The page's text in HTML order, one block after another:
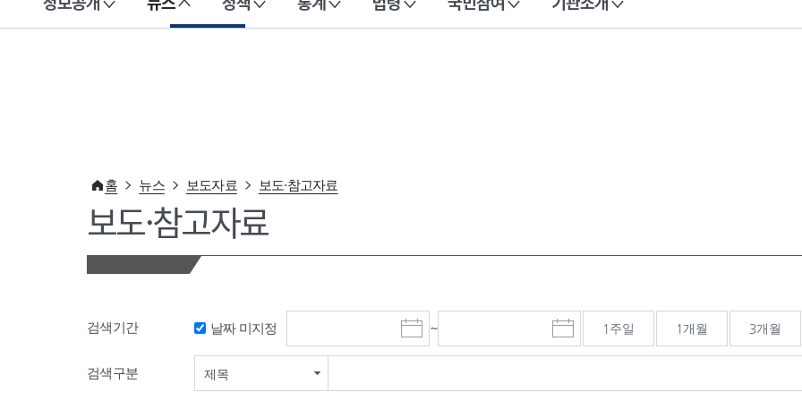
이 누리집은 대한민국 공식 전자정부 누리집입니다.
홈 뉴스 보도자료 보도·참고자료
보도·참고자료
검색기간 날짜 미지정
시
작
~
종
료
1주일 1개월 3개월
검색구분 제목